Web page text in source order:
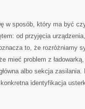
w sposób, który ma być
od przyjęcia
to, że rozróżniamy
mieć problem z
albo sekcja
identyfikacja